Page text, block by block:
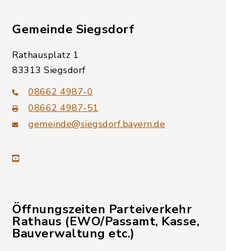
Gemeinde Siegsdorf
Rathausplatz 1
83313 Siegsdorf
08662 4987-0
08662 4987-51
gemeinde@siegsdorf.bayern.de
youtube
Öffnungszeiten Parteiverkehr
Rathaus (EWO/Passamt, Kasse,
Bauverwaltung etc.)